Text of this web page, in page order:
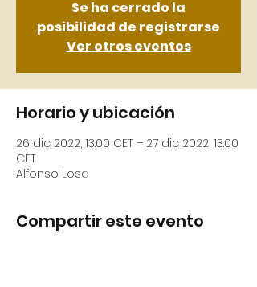
Se ha cerrado la
posibilidad de registrarse
Ver otros eventos
Horario y ubicación
26 dic 2022, 13:00 CET – 27 dic 2022, 13:00
CET
Alfonso Losa
Compartir este evento